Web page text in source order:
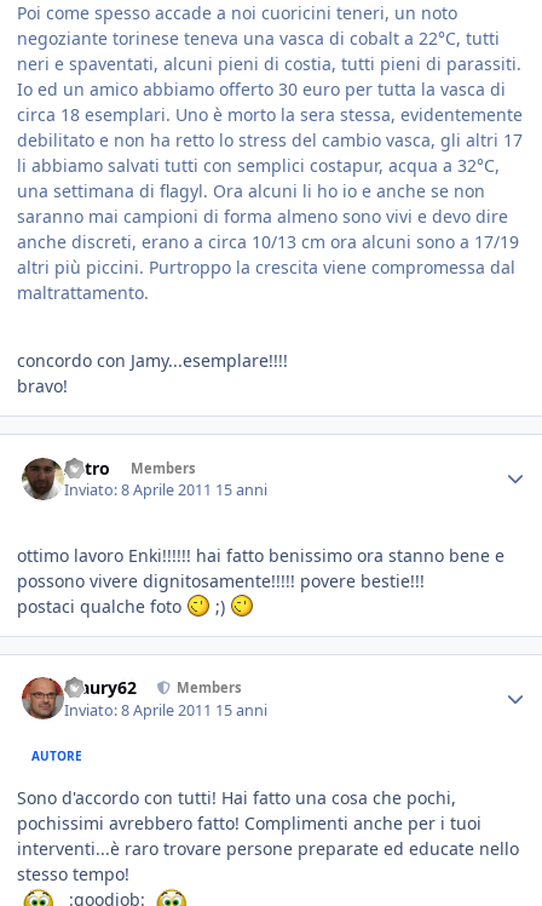
Poi come spesso accade a noi cuoricini teneri, un noto
negoziante torinese teneva una vasca di cobalt a 22°C, tutti
neri e spaventati, alcuni pieni di costia, tutti pieni di parassiti.
Io ed un amico abbiamo offerto 30 euro per tutta la vasca di
circa 18 esemplari. Uno è morto la sera stessa, evidentemente
debilitato e non ha retto lo stress del cambio vasca, gli altri 17
li abbiamo salvati tutti con semplici costapur, acqua a 32°C,
una settimana di flagyl. Ora alcuni li ho io e anche se non
saranno mai campioni di forma almeno sono vivi e devo dire
anche discreti, erano a circa 10/13 cm ora alcuni sono a 17/19
altri più piccini. Purtroppo la crescita viene compromessa dal
maltrattamento.
concordo con Jamy...esemplare!!!!
bravo!
Astro Members
Inviato:8 Aprile 2011 15 anni
ottimo lavoro Enki!!!!!! hai fatto benissimo ora stanno bene e
possono vivere dignitosamente!!!!! povere bestie!!!
postaci qualche foto
;)
Maury62 Members
Inviato:8 Aprile 2011 15 anni
AUTORE
Sono d'accordo con tutti! Hai fatto una cosa che pochi,
pochissimi avrebbero fatto! Complimenti anche per i tuoi
interventi...è raro trovare persone preparate ed educate nello
stesso tempo!
:goodjob: